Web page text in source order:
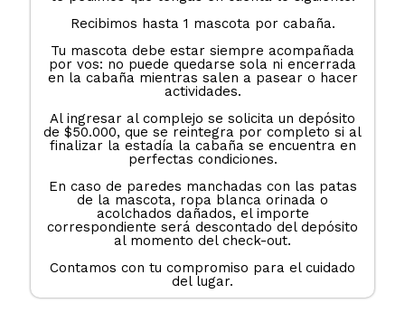
Recibimos hasta 1 mascota por cabaña.
Tu mascota debe estar siempre acompañada
por vos: no puede quedarse sola ni encerrada
en la cabaña mientras salen a pasear o hacer
actividades.
Al ingresar al complejo se solicita un depósito
de $50.000, que se reintegra por completo si al
finalizar la estadía la cabaña se encuentra en
perfectas condiciones.
En caso de paredes manchadas con las patas
de la mascota, ropa blanca orinada o
acolchados dañados, el importe
correspondiente será descontado del depósito
al momento del check-out.
Contamos con tu compromiso para el cuidado
del lugar.